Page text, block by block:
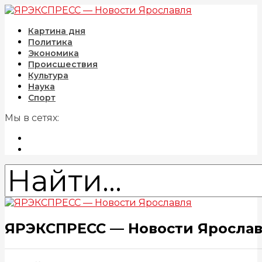
Картина дня
Политика
Экономика
Происшествия
Культура
Наука
Спорт
Мы в сетях:
ЯРЭКСПРЕСС — Новости